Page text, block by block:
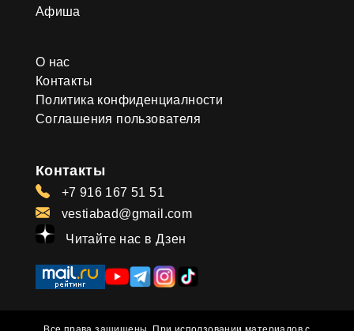
Афиша
О нас
Контакты
Политика конфиденциалности
Соглашения пользователя
Контакты
+7 916 167 51 51
vestiabad@gmail.com
Читайте нас в Дзен